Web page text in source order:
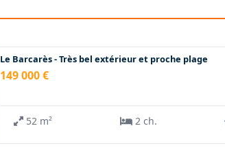
Le Barcarès - Très bel extérieur et proche plage
149 000 €
52 m² 2 ch.